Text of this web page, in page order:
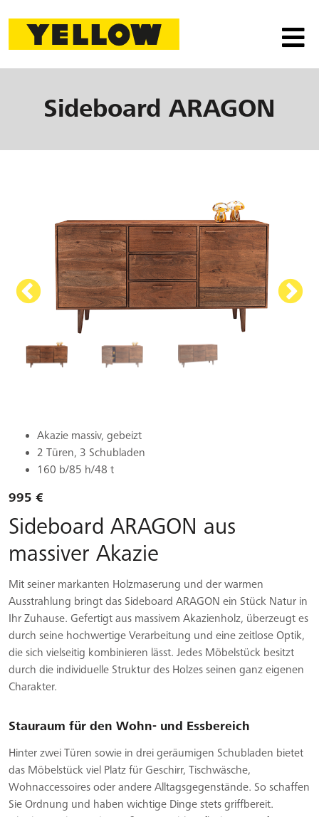
Sideboard ARAGON
Akazie massiv, gebeizt
2 Türen, 3 Schubladen
160 b/85 h/48 t
995 €
Sideboard ARAGON aus
massiver Akazie
Mit seiner markanten Holzmaserung und der warmen
Ausstrahlung bringt das Sideboard ARAGON ein Stück Natur in
Ihr Zuhause. Gefertigt aus massivem Akazienholz, überzeugt es
durch seine hochwertige Verarbeitung und eine zeitlose Optik,
die sich vielseitig kombinieren lässt. Jedes Möbelstück besitzt
durch die individuelle Struktur des Holzes seinen ganz eigenen
Charakter.
Stauraum für den Wohn- und Essbereich
Hinter zwei Türen sowie in drei geräumigen Schubladen bietet
das Möbelstück viel Platz für Geschirr, Tischwäsche,
Wohnaccessoires oder andere Alltagsgegenstände. So schaffen
Sie Ordnung und haben wichtige Dinge stets griffbereit.